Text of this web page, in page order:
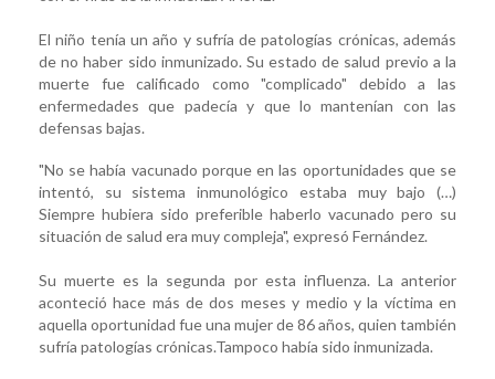
El niño tenía un año y sufría de patologías crónicas, además
de no haber sido inmunizado. Su estado de salud previo a la
muerte fue calificado como "complicado" debido a las
enfermedades que padecía y que lo mantenían con las
defensas bajas.
"No se había vacunado porque en las oportunidades que se
intentó, su sistema inmunológico estaba muy bajo (…)
Siempre hubiera sido preferible haberlo vacunado pero su
situación de salud era muy compleja", expresó Fernández.
Su muerte es la segunda por esta influenza. La anterior
aconteció hace más de dos meses y medio y la víctima en
aquella oportunidad fue una mujer de 86 años, quien también
sufría patologías crónicas.Tampoco había sido inmunizada.